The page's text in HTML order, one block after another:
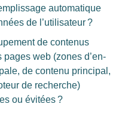
automatique
de l’utilisateur ?
de contenus
web (zones d’en-
de contenu principal,
de recherche)
ou évitées ?